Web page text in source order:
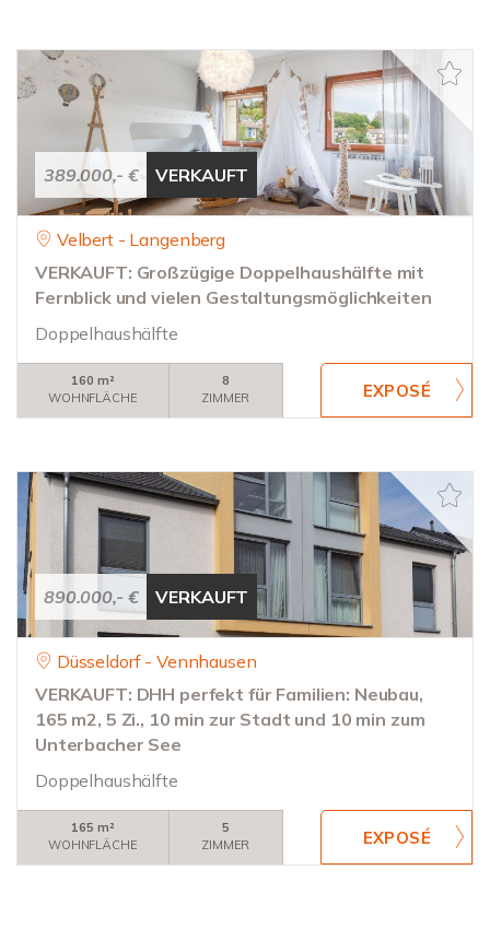
389.000,- € VERKAUFT
Velbert - Langenberg
VERKAUFT: Großzügige Doppelhaushälfte mit
Fernblick und vielen Gestaltungsmöglichkeiten
Doppelhaushälfte
160 m²
WOHNFLÄCHE
8
ZIMMER
890.000,- € VERKAUFT
Düsseldorf - Vennhausen
VERKAUFT: DHH perfekt für Familien: Neubau,
165 m2, 5 Zi., 10 min zur Stadt und 10 min zum
Unterbacher See
Doppelhaushälfte
165 m²
WOHNFLÄCHE
5
ZIMMER